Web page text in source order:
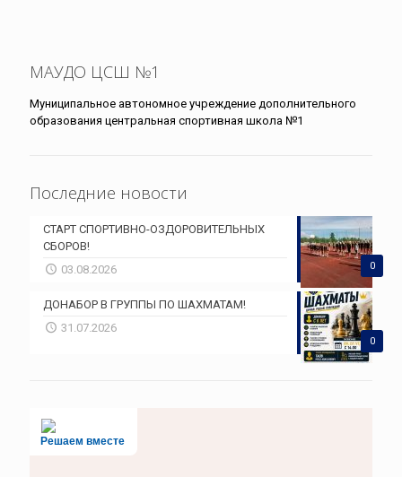
МАУДО ЦСШ №1
Муниципальное автономное учреждение дополнительного
образования центральная спортивная школа №1
Последние новости
0
СТАРТ СПОРТИВНО-ОЗДОРОВИТЕЛЬНЫХ
СБОРОВ!
03.08.2026
0
ДОНАБОР В ГРУППЫ ПО ШАХМАТАМ!
31.07.2026
Решаем вместе